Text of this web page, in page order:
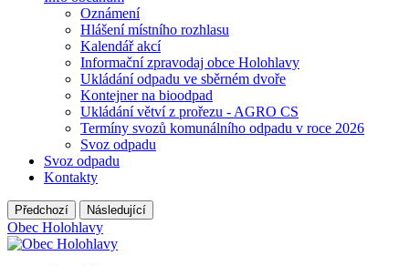
Oznámení
Hlášení místního rozhlasu
Kalendář akcí
Informační zpravodaj obce Holohlavy
Ukládání odpadu ve sběrném dvoře
Kontejner na bioodpad
Ukládání větví z prořezu - AGRO CS
Termíny svozů komunálního odpadu v roce 2026
Svoz odpadu
Svoz odpadu
Kontakty
Předchozí Následující
Obec Holohlavy